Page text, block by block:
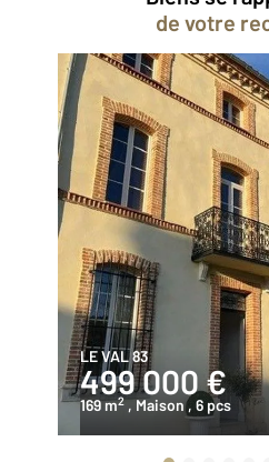
de votre
LE VAL 83
499 000 €
169 m2 , Maison , 6 pcs